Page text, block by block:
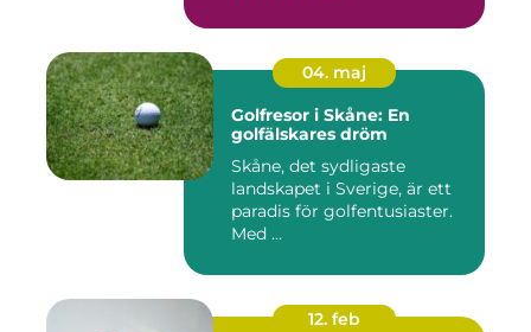
04. maj
Golfresor i Skåne: En
golfälskares dröm
Skåne, det sydligaste
landskapet i Sverige, är ett
paradis för golfentusiaster.
Med ...
12. feb